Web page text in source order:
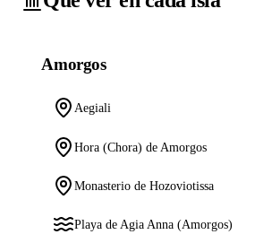
Amorgos
Aegiali
Hora (Chora) de Amorgos
Monasterio de Hozoviotissa
Playa de Agia Anna (Amorgos)